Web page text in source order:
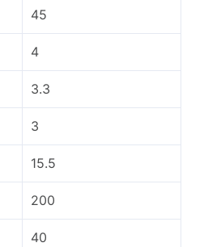
45
4
3.3
3
15.5
200
40